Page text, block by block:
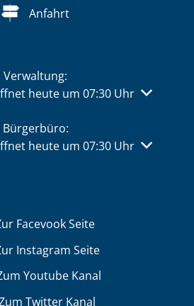
Anfahrt
Verwaltung:
Öffnungs- oder Schließzeiten
heute um 07:30 Uhr
Bürgerbüro:
Öffnungs- oder Schließzeiten
heute um 07:30 Uhr
Facevook Seite
Instagram Seite
Youtube Kanal
Twitter Kanal